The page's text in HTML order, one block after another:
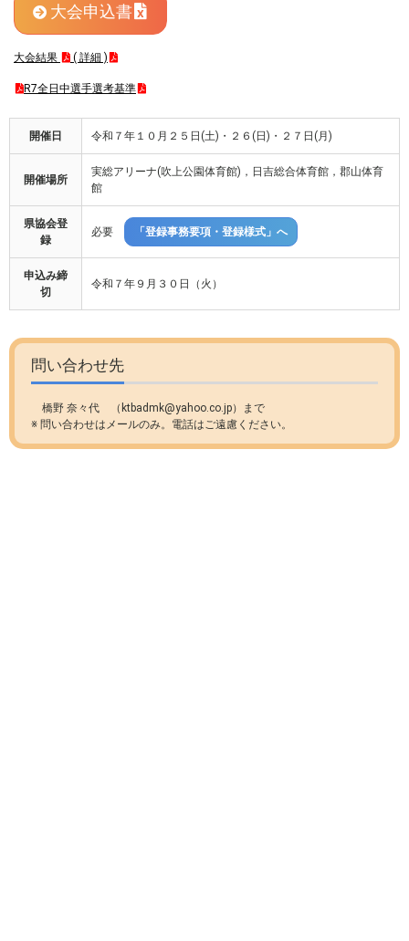
大会申込書
大会結果 ( 詳細 )
R7全日中選手選考基準
開催日 令和７年１０月２５日(土)・２６(日)・２７日(月)
開催場所
実総アリーナ(吹上公園体育館)，日吉総合体育館，郡山体育
館
県協会登
録
必要 「登録事務要項・登録様式」へ
申込み締
切
令和７年９月３０日（火）
問い合わせ先
橋野 奈々代 （ktbadmk@yahoo.co.jp）まで
※ 問い合わせはメールのみ。電話はご遠慮ください。